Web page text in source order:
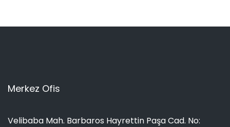
Merkez Ofis
Velibaba Mah. Barbaros Hayrettin Paşa Cad. No: